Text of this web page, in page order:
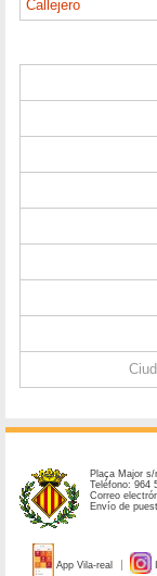
Callejero
Plaça Major
Teléfono: 964
Correo
Envío de
App Vila-real